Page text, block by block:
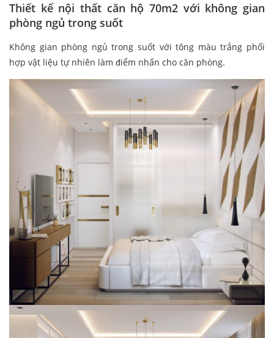
Thiết kế nội thất căn hộ 70m2 với không gian
phòng ngủ trong suốt
Không gian phòng ngủ trong suốt với tông màu trắng phối
hợp vật liệu tự nhiên làm điểm nhấn cho căn phòng.